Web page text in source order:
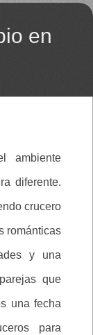
en
ambiente
diferente.
crucero
románticas
y una
que
una fecha
para